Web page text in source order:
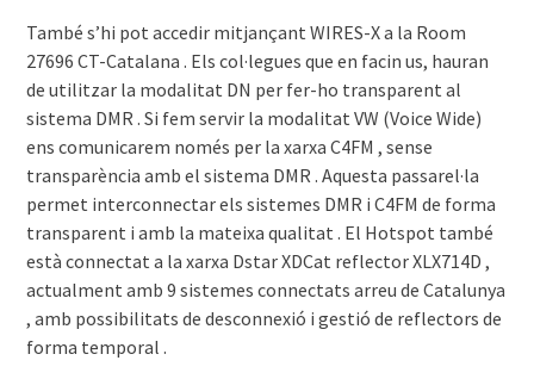
També s’hi pot accedir mitjançant WIRES-X a la Room
27696 CT-Catalana . Els col·legues que en facin us, hauran
de utilitzar la modalitat DN per fer-ho transparent al
sistema DMR . Si fem servir la modalitat VW (Voice Wide)
ens comunicarem només per la xarxa C4FM , sense
transparència amb el sistema DMR . Aquesta passarel·la
permet interconnectar els sistemes DMR i C4FM de forma
transparent i amb la mateixa qualitat . El Hotspot també
està connectat a la xarxa Dstar XDCat reflector XLX714D ,
actualment amb 9 sistemes connectats arreu de Catalunya
, amb possibilitats de desconnexió i gestió de reflectors de
forma temporal .